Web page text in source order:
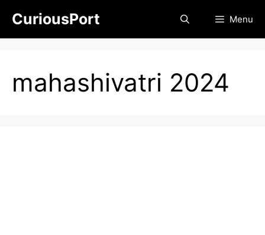
content
CuriousPort Menu
mahashivatri 2024